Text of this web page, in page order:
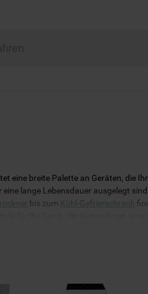
eine breite Palette an Geräten, die
lange Lebensdauer ausgelegt
bis zum Kühl-Gefrierschrank
für Ihr Gerät. Wir bieten Ihnen eine
funktioniert!